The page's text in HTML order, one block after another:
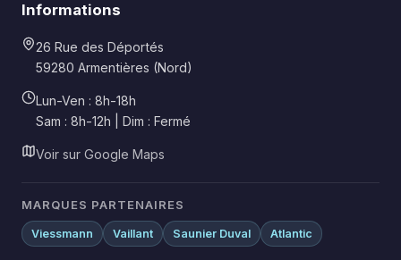
Informations
26 Rue des Déportés
59280 Armentières (Nord)
Lun-Ven : 8h-18h
Sam : 8h-12h | Dim : Fermé
Voir sur Google Maps
MARQUES PARTENAIRES
Viessmann Vaillant Saunier Duval Atlantic